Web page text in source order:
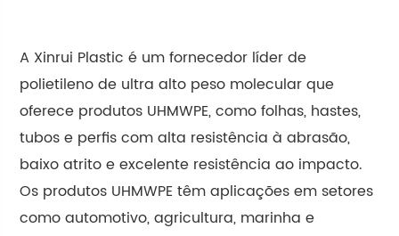
A Xinrui Plastic é um fornecedor líder de
polietileno de ultra alto peso molecular que
oferece produtos UHMWPE, como folhas, hastes,
tubos e perfis com alta resistência à abrasão,
baixo atrito e excelente resistência ao impacto.
Os produtos UHMWPE têm aplicações em setores
como automotivo, agricultura, marinha e